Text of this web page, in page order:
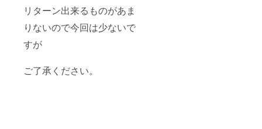
リターン出来るものがあま
りないので今回は少ないで
すが
ご了承ください。